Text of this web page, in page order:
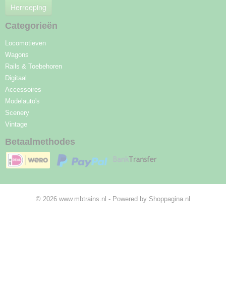
Herroeping
Categorieën
Locomotieven
Wagons
Rails & Toebehoren
Digitaal
Accessoires
Modelauto's
Scenery
Vintage
Betaalmethodes
© 2026 www.mbtrains.nl - Powered by Shoppagina.nl